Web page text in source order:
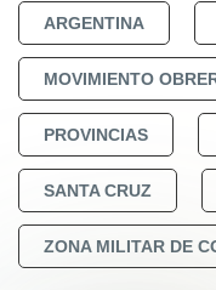
ARGENTINA
MOVIMIENTO
PROVINCIAS
SANTA CRUZ
ZONA MILITAR DE